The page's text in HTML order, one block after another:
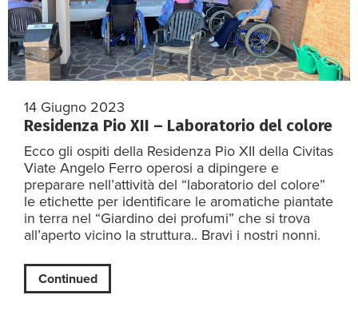
14 Giugno 2023
Residenza Pio XII – Laboratorio del colore
Ecco gli ospiti della Residenza Pio XII della Civitas
Viate Angelo Ferro operosi a dipingere e
preparare nell’attività del “laboratorio del colore”
le etichette per identificare le aromatiche piantate
in terra nel “Giardino dei profumi” che si trova
all’aperto vicino la struttura.. Bravi i nostri nonni.
Continued